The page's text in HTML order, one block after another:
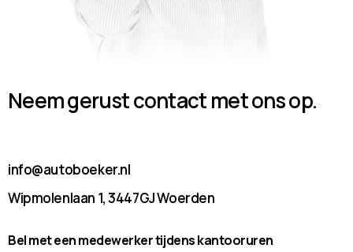
Neem gerust contact met ons op.
info@autoboeker.nl
Wipmolenlaan 1, 3447GJ Woerden
Bel met een medewerker tijdens kantooruren